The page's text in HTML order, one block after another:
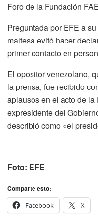
Foro de la Fundación
Preguntada por EFE a
maltesa evitó hacer
primer contacto en
El opositor venezolano,
la prensa, fue recibido
aplausos en el acto de
expresidente del
describió como «el
Foto: EFE
Comparte esto:
Facebook
X